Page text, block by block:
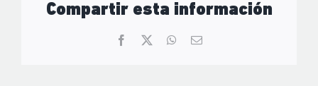
Compartir esta información
Facebook WhatsApp
Email